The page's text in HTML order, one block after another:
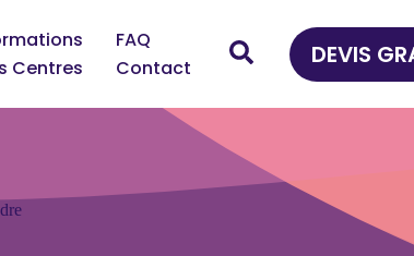
FAQ
Centres
Contact DEVIS